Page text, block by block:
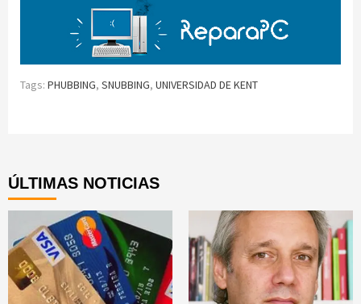
Tags: PHUBBING, SNUBBING, UNIVERSIDAD DE KENT
ÚLTIMAS NOTICIAS